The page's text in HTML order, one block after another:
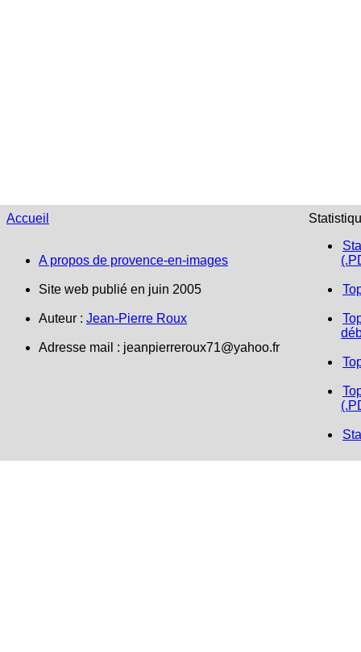
Accueil
A propos de provence-en-images
Site web publié en juin 2005
Auteur : Jean-Pierre Roux
Adresse mail : jeanpierreroux71@yahoo.fr